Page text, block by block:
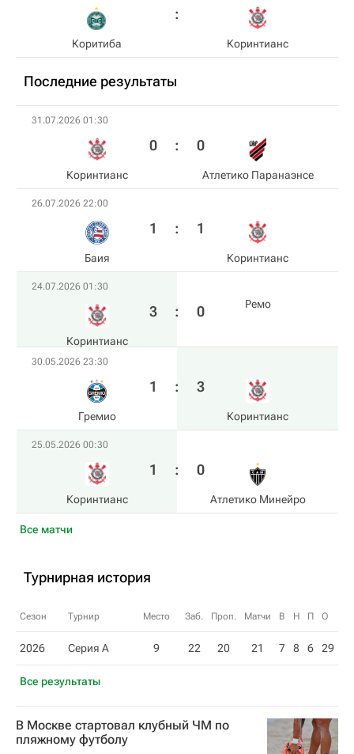
Коритиба Коринтианс
Последние результаты
Все матчи
31.07.2026 01:30
Коринтианс
0 : 0
Атлетико Паранаэнсе
26.07.2026 22:00
Баия
1 : 1
Коринтианс
24.07.2026 01:30
Коринтианс
3 : 0 Ремо
30.05.2026 23:30
Гремио
1 : 3
Коринтианс
25.05.2026 00:30
Коринтианс
1 : 0
Атлетико Минейро
Турнирная история
Сезон Турнир Место Заб. Проп. Матчи В Н П О
2026 Серия А 9 22 20 21 7 8 6 29
Все результаты
В Москве стартовал клубный ЧМ по
пляжному футболу